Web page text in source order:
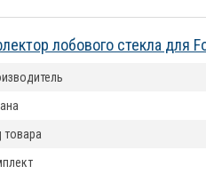
лобового стекла для
товара